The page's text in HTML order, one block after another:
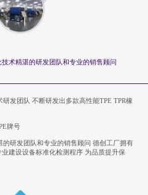
术精湛的研发团队和专业的销售顾问
发团队 不断研发出多款高性能TPE TPR橡
牌号
研发团队和专业的销售顾问 德创工厂拥有
建设设备标准化检测程序 为品质提升保